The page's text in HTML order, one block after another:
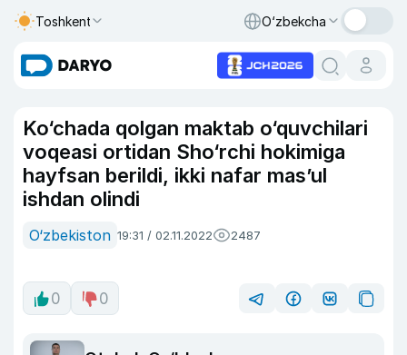
Toshkent O‘zbekcha
Ko‘chada qolgan maktab o‘quvchilari
voqeasi ortidan Sho‘rchi hokimiga
hayfsan berildi, ikki nafar mas’ul
ishdan olindi
O‘zbekiston 19:31 / 02.11.2022 2487
0 0